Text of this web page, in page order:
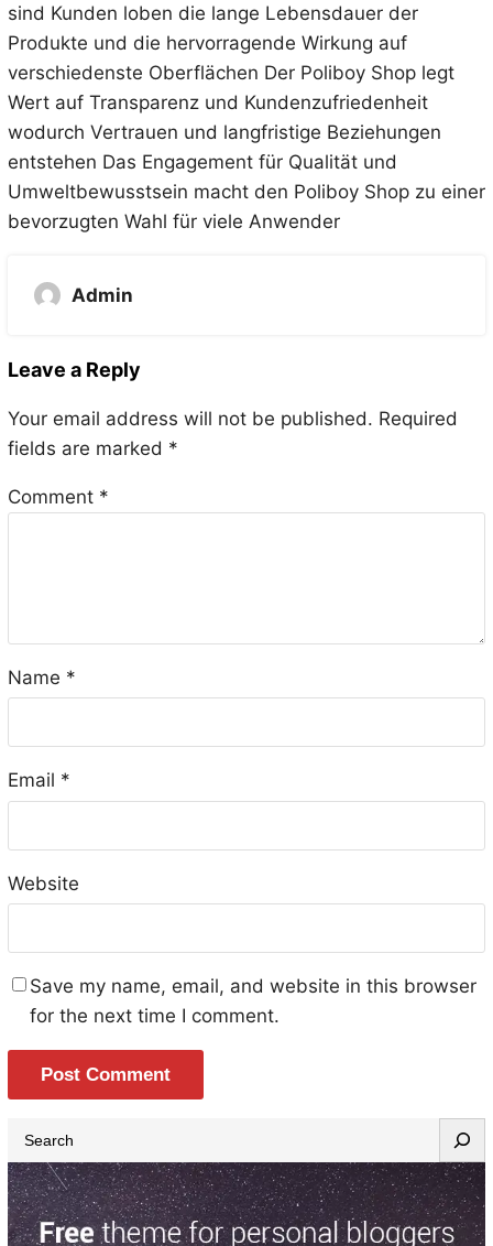
sind Kunden loben die lange Lebensdauer der
Produkte und die hervorragende Wirkung auf
verschiedenste Oberflächen Der Poliboy Shop legt
Wert auf Transparenz und Kundenzufriedenheit
wodurch Vertrauen und langfristige Beziehungen
entstehen Das Engagement für Qualität und
Umweltbewusstsein macht den Poliboy Shop zu einer
bevorzugten Wahl für viele Anwender
Admin
Leave a Reply
Your email address will not be published. Required
fields are marked *
Comment *
Name *
Email *
Website
Save my name, email, and website in this browser
for the next time I comment.
e
a
r